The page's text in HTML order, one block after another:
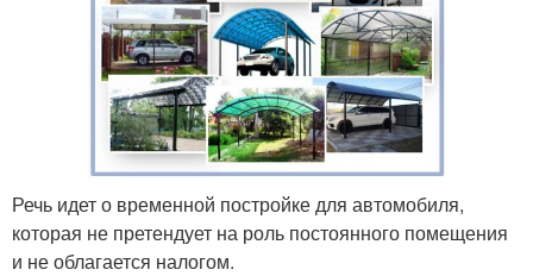
Речь идет о временной постройке для автомобиля,
которая не претендует на роль постоянного помещения
и не облагается налогом.